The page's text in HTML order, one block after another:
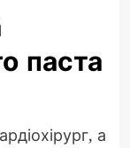
паста
а